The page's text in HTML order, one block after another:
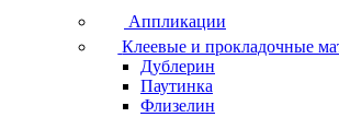
Аппликации
Клеевые и прокладочные
Дублерин
Паутинка
Флизелин